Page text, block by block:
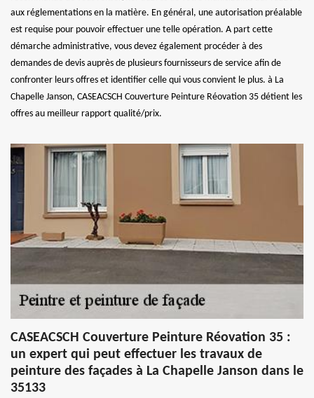
aux réglementations en la matière. En général, une autorisation préalable
est requise pour pouvoir effectuer une telle opération. A part cette
démarche administrative, vous devez également procéder à des
demandes de devis auprès de plusieurs fournisseurs de service afin de
confronter leurs offres et identifier celle qui vous convient le plus. à La
Chapelle Janson, CASEACSCH Couverture Peinture Réovation 35 détient les
offres au meilleur rapport qualité/prix.
CASEACSCH Couverture Peinture Réovation 35 :
un expert qui peut effectuer les travaux de
peinture des façades à La Chapelle Janson dans le
35133